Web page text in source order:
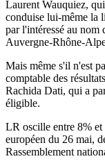
Laurent Wauquiez,
conduise lui-même la
par l'intéressé au nom
Auvergne-Rhône-
Mais même s'il n'est
comptable des
Rachida Dati, qui a
éligible.
LR oscille entre 8% et
européen du 26 mai,
Rassemblement